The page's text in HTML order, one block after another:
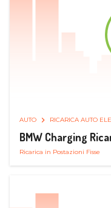
AUTO RICARICA AUTO
BMW Charging
Ricarica in Postazioni Fisse